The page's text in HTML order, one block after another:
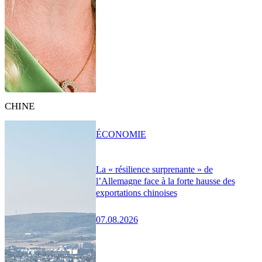
CHINE
La « résilience surprenante » de
l’Allemagne face à la forte hausse des
exportations chinoises
07.08.2026
ÉCONOMIE